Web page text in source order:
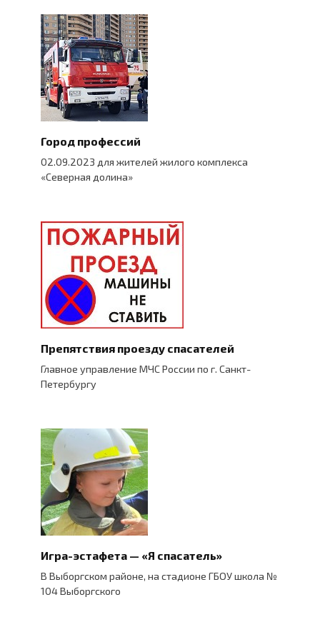
Город профессий
02.09.2023 для жителей жилого комплекса
«Северная долина»
Препятствия проезду спасателей
Главное управление МЧС России по г. Санкт-
Петербургу
Игра-эстафета — «Я спасатель»
В Выборгском районе, на стадионе ГБОУ школа №
104 Выборгского